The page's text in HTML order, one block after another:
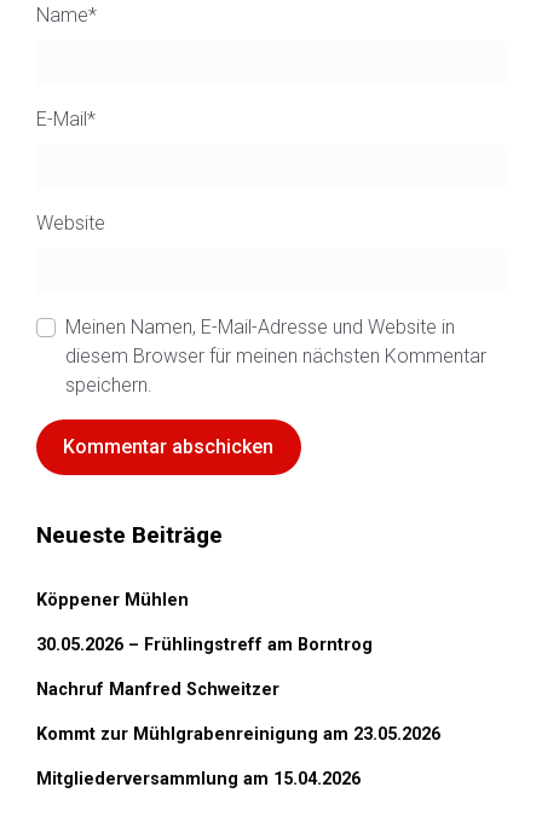
Name*
E-Mail*
Website
Meinen Namen, E-Mail-Adresse und Website in
diesem Browser für meinen nächsten Kommentar
speichern.
Neueste Beiträge
Köppener Mühlen
30.05.2026 – Frühlingstreff am Borntrog
Nachruf Manfred Schweitzer
Kommt zur Mühlgrabenreinigung am 23.05.2026
Mitgliederversammlung am 15.04.2026